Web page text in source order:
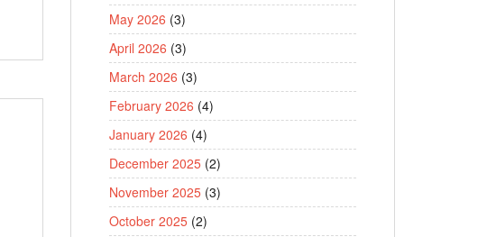
May 2026 (3)
April 2026 (3)
March 2026 (3)
February 2026 (4)
January 2026 (4)
December 2025 (2)
November 2025 (3)
October 2025 (2)